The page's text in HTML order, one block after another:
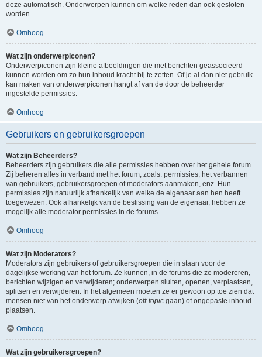
deze automatisch. Onderwerpen kunnen om welke reden dan ook gesloten
worden.
Omhoog
Wat zijn onderwerpiconen?
Onderwerpiconen zijn kleine afbeeldingen die met berichten geassocieerd
kunnen worden om zo hun inhoud kracht bij te zetten. Of je al dan niet gebruik
kan maken van onderwerpiconen hangt af van de door de beheerder
ingestelde permissies.
Omhoog
Gebruikers en gebruikersgroepen
Wat zijn Beheerders?
Beheerders zijn gebruikers die alle permissies hebben over het gehele forum.
Zij beheren alles in verband met het forum, zoals: permissies, het verbannen
van gebruikers, gebruikersgroepen of moderators aanmaken, enz. Hun
permissies zijn natuurlijk afhankelijk van welke de eigenaar aan hen heeft
toegewezen. Ook afhankelijk van de beslissing van de eigenaar, hebben ze
mogelijk alle moderator permissies in de forums.
Omhoog
Wat zijn Moderators?
Moderators zijn gebruikers of gebruikersgroepen die in staan voor de
dagelijkse werking van het forum. Ze kunnen, in de forums die ze modereren,
berichten wijzigen en verwijderen; onderwerpen sluiten, openen, verplaatsen,
splitsen en verwijderen. In het algemeen moeten ze er gewoon op toe zien dat
mensen niet van het onderwerp afwijken (off-topic gaan) of ongepaste inhoud
plaatsen.
Omhoog
Wat zijn gebruikersgroepen?